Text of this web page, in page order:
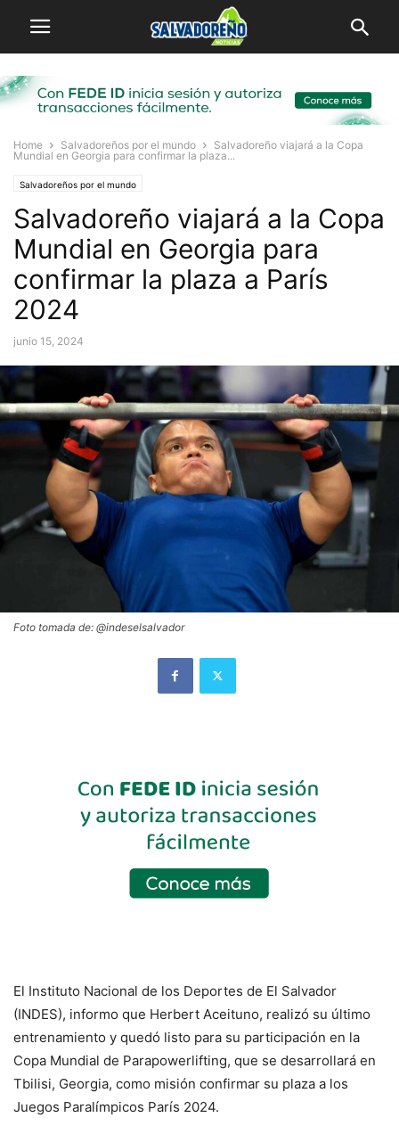
Home Salvadoreños por el mundo
Salvadoreño viajará a la Copa
Mundial en Georgia para confirmar la plaza...
Salvadoreños por el mundo
Salvadoreño viajará a la Copa
Mundial en Georgia para
confirmar la plaza a París
2024
junio 15, 2024
Foto tomada de: @indeselsalvador
El Instituto Nacional de los Deportes de El Salvador
(INDES), informo que Herbert Aceituno, realizó su último
entrenamiento y quedó listo para su participación en la
Copa Mundial de Parapowerlifting, que se desarrollará en
Tbilisi, Georgia, como misión confirmar su plaza a los
Juegos Paralímpicos París 2024.